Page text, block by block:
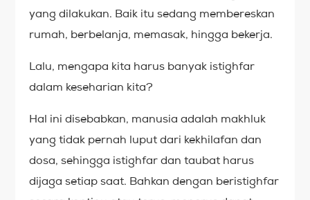
yang dilakukan. Baik itu sedang membereskan
rumah, berbelanja, memasak, hingga bekerja.
Lalu, mengapa kita harus banyak istighfar
dalam keseharian kita?
Hal ini disebabkan, manusia adalah makhluk
yang tidak pernah luput dari kekhilafan dan
dosa, sehingga istighfar dan taubat harus
dijaga setiap saat. Bahkan dengan beristighfar